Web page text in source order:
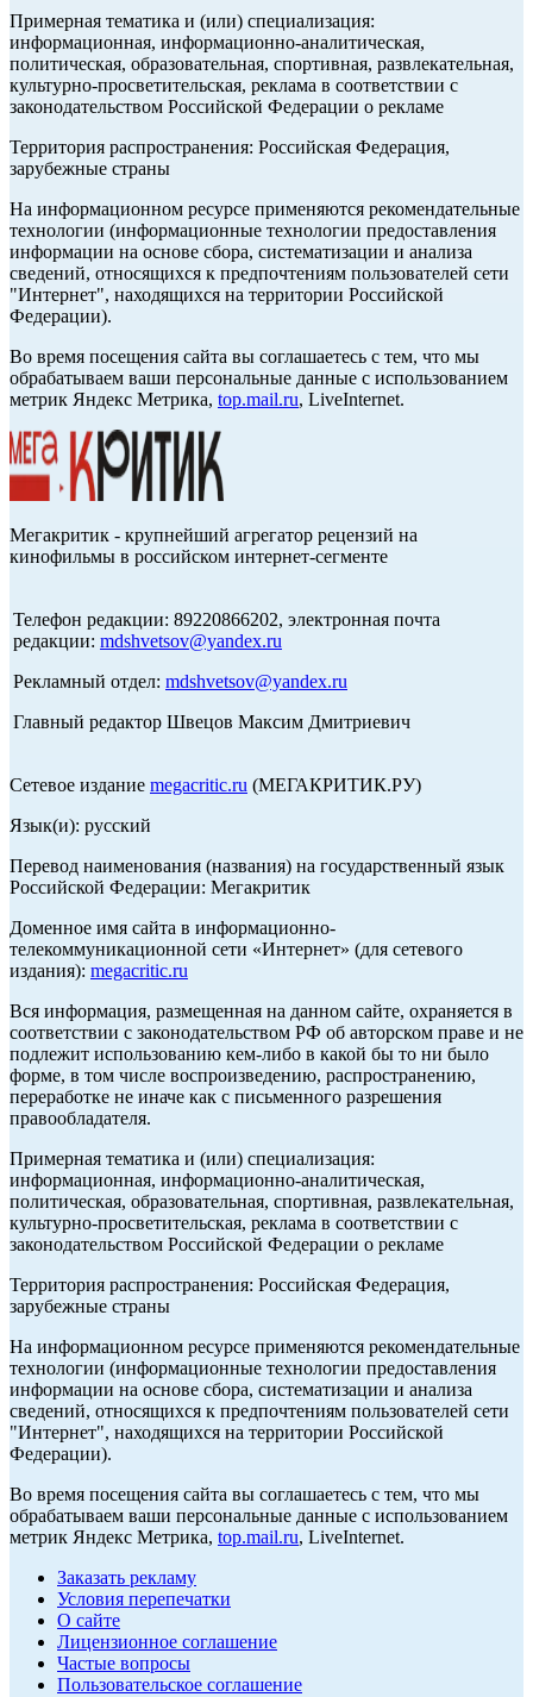
Примерная тематика и (или) специализация:
информационная, информационно-аналитическая,
политическая, образовательная, спортивная, развлекательная,
культурно-просветительская, реклама в соответствии с
законодательством Российской Федерации о рекламе
Территория распространения: Российская Федерация,
зарубежные страны
На информационном ресурсе применяются рекомендательные
технологии (информационные технологии предоставления
информации на основе сбора, систематизации и анализа
сведений, относящихся к предпочтениям пользователей сети
"Интернет", находящихся на территории Российской
Федерации).
Во время посещения сайта вы соглашаетесь с тем, что мы
обрабатываем ваши персональные данные с использованием
метрик Яндекс Метрика, top.mail.ru, LiveInternet.
Мегакритик - крупнейший агрегатор рецензий на
кинофильмы в российском интернет-сегменте
Телефон редакции: 89220866202, электронная почта
редакции: mdshvetsov@yandex.ru
Рекламный отдел: mdshvetsov@yandex.ru
Главный редактор Швецов Максим Дмитриевич
Сетевое издание megacritic.ru (МЕГАКРИТИК.РУ)
Язык(и): русский
Перевод наименования (названия) на государственный язык
Российской Федерации: Мегакритик
Доменное имя сайта в информационно-
телекоммуникационной сети «Интернет» (для сетевого
издания): megacritic.ru
Вся информация, размещенная на данном сайте, охраняется в
соответствии с законодательством РФ об авторском праве и не
подлежит использованию кем-либо в какой бы то ни было
форме, в том числе воспроизведению, распространению,
переработке не иначе как с письменного разрешения
правообладателя.
Примерная тематика и (или) специализация:
информационная, информационно-аналитическая,
политическая, образовательная, спортивная, развлекательная,
культурно-просветительская, реклама в соответствии с
законодательством Российской Федерации о рекламе
Территория распространения: Российская Федерация,
зарубежные страны
На информационном ресурсе применяются рекомендательные
технологии (информационные технологии предоставления
информации на основе сбора, систематизации и анализа
сведений, относящихся к предпочтениям пользователей сети
"Интернет", находящихся на территории Российской
Федерации).
Во время посещения сайта вы соглашаетесь с тем, что мы
обрабатываем ваши персональные данные с использованием
метрик Яндекс Метрика, top.mail.ru, LiveInternet.
Заказать рекламу
Условия перепечатки
О сайте
Лицензионное соглашение
Частые вопросы
Пользовательское соглашение